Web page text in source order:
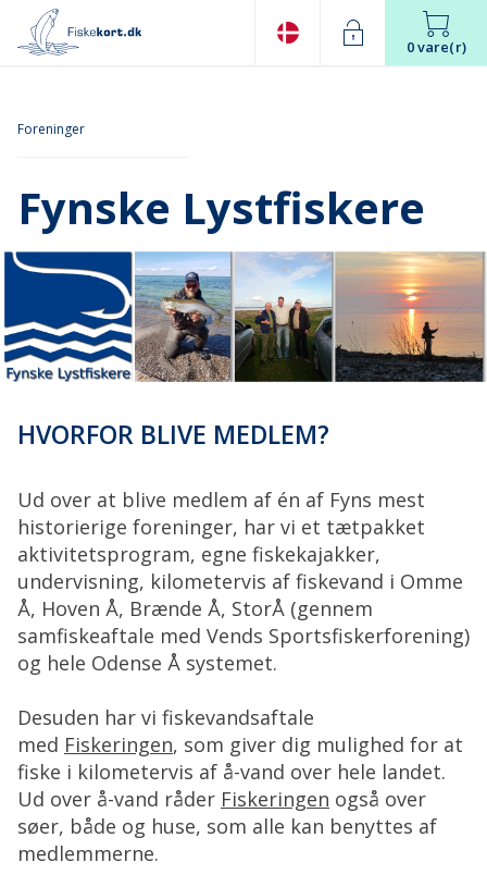
0 vare(r)
Foreninger
Fynske Lystfiskere
HVORFOR BLIVE MEDLEM?
Ud over at blive medlem af én af Fyns mest
historierige foreninger, har vi et tætpakket
aktivitetsprogram, egne fiskekajakker,
undervisning, kilometervis af fiskevand i Omme
Å, Hoven Å, Brænde Å, StorÅ (gennem
samfiskeaftale med Vends Sportsfiskerforening)
og hele Odense Å systemet.
Desuden har vi fiskevandsaftale
med Fiskeringen, som giver dig mulighed for at
fiske i kilometervis af å-vand over hele landet.
Ud over å-vand råder Fiskeringen også over
søer, både og huse, som alle kan benyttes af
medlemmerne.